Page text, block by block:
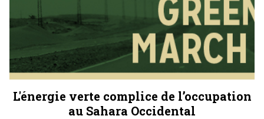
L'énergie verte complice de l’occupation
au Sahara Occidental